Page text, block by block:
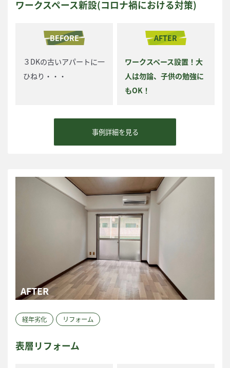
ワークスペース新設(コロナ禍における対策)
BEFORE
３DKの古いアパートに一
ひねり・・・
AFTER
ワークスペース設置！大
人は勿論、子供の勉強に
もOK！
事例詳細を見る
経年劣化 リフォーム
表層リフォーム